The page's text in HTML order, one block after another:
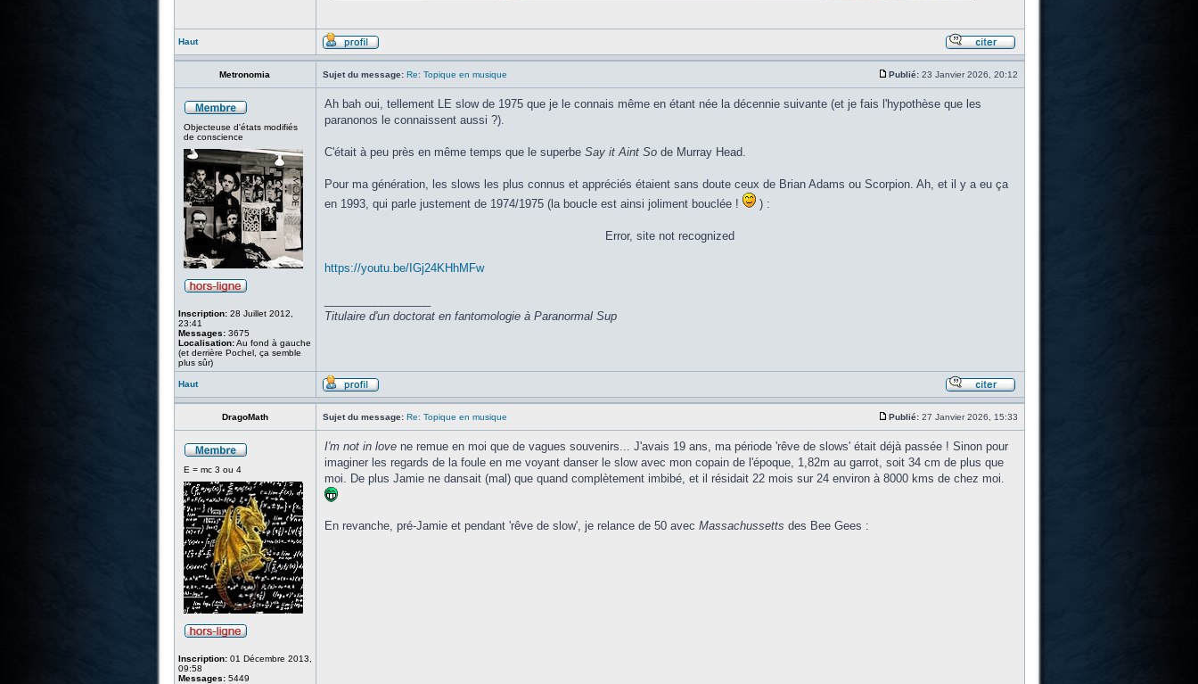
Haut
Metronomia Sujet du message: Re: Topique en musique Publié:23 Janvier 2026, 20:12
Objecteuse d'états modifiés
de conscience
Inscription:28 Juillet 2012,
23:41
Messages:3675
Localisation:Au fond à gauche
(et derrière Pochel, ça semble
plus sûr)
Ah bah oui, tellement LE slow de 1975 que je le connais même en étant née la décennie suivante (et je fais l'hypothèse que les
paranonos le connaissent aussi ?).
C'était à peu près en même temps que le superbe Say it Aint Sode Murray Head.
Pour ma génération, les slows les plus connus et appréciés étaient sans doute ceux de Brian Adams ou Scorpion. Ah, et il y a eu ça
en 1993, qui parle justement de 1974/1975 (la boucle est ainsi joliment bouclée !
) :
Error, site not recognized
https://youtu.be/IGj24KHhMFw
Titulaire d'un doctorat en fantomologie à Paranormal Sup
Haut
DragoMath Sujet du message: Re: Topique en musique Publié:27 Janvier 2026, 15:33
E = mc 3 ou 4
Inscription:01 Décembre 2013,
09:58
Messages:5449
I'm not in lovene remue en moi que de vagues souvenirs... J'avais 19 ans, ma période 'rêve de slows' était déjà passée ! Sinon pour
imaginer les regards de la foule en me voyant danser le slow avec mon copain de l'époque, 1,82m au garrot, soit 34 cm de plus que
moi. De plus Jamie ne dansait (mal) que quand complètement imbibé, et il résidait 22 mois sur 24 environ à 8000 kms de chez moi.
En revanche, pré-Jamie et pendant 'rêve de slow', je relance de 50 avec Massachussetts des Bee Gees :